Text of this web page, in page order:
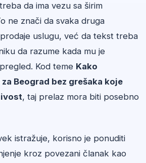
da ima vezu sa širim
ne znači da svaka druga
uslugu, već da tekst treba
da razume kada mu je
Kod teme Kako
Beograd bez grešaka koje
, taj prelaz mora biti posebno
istražuje, korisno je ponuditi
kroz povezani članak kao